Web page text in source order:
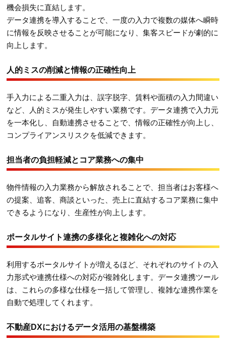
機会損失に直結します。
データ連携を導入することで、一度の入力で複数の媒体へ瞬時
に情報を反映させることが可能になり、集客スピードが劇的に
向上します。
人的ミスの削減と情報の正確性向上
手入力による二重入力は、誤字脱字、賃料や面積の入力間違い
など、人的ミスが発生しやすい業務です。データ連携で入力元
を一本化し、自動連携させることで、情報の正確性が向上し、
コンプライアンスリスクを低減できます。
担当者の負担軽減とコア業務への集中
物件情報の入力業務から解放されることで、担当者はお客様へ
の提案、追客、商談といった、売上に直結するコア業務に集中
できるようになり、生産性が向上します。
ポータルサイト連携の多様化と複雑化への対応
利用するポータルサイトが増えるほど、それぞれのサイトの入
力形式や連携仕様への対応が複雑化します。データ連携ツール
は、これらの多様な仕様を一括して管理し、複雑な連携作業を
自動で処理してくれます。
不動産DXにおけるデータ活用の基盤構築